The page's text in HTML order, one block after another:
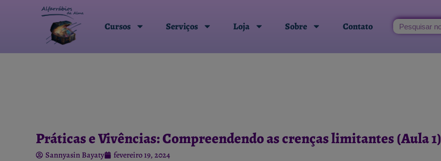
Cursos Serviços Loja Sobre Contato
Práticas e Vivências: Compreendendo as crenças limitantes (Aula 1)
Sannyasin Bayaty fevereiro 19, 2024